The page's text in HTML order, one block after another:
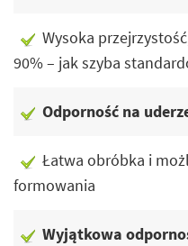
Wysoka
90% – jak szyba
Odporność na
Łatwa obróbka i
formowania
Wyjątkowa